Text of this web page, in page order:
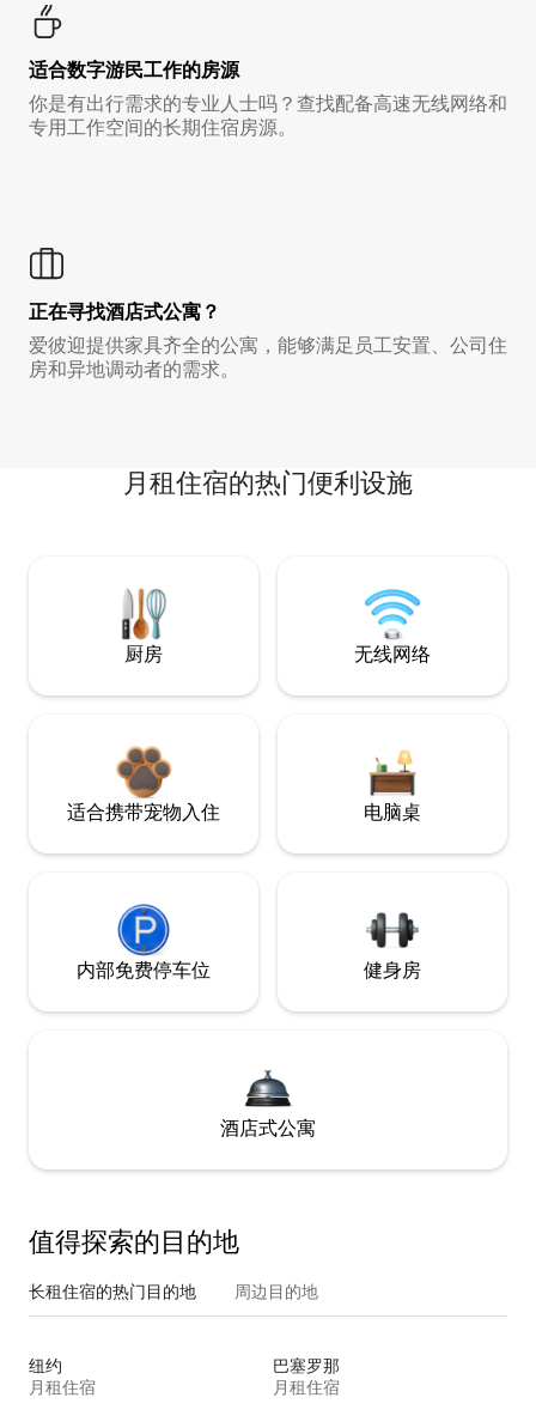
适合数字游民工作的房源
你是有出行需求的专业人士吗？查找配备高速无线网络和
专用工作空间的长期住宿房源。
正在寻找酒店式公寓？
爱彼迎提供家具齐全的公寓，能够满足员工安置、公司住
房和异地调动者的需求。
月租住宿的热门便利设施
厨房 无线网络
适合携带宠物入住 电脑桌
内部免费停车位 健身房
酒店式公寓
值得探索的目的地
长租住宿的热门目的地 周边目的地
纽约
月租住宿
巴塞罗那
月租住宿